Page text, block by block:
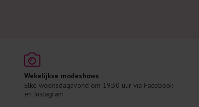
Wekelijkse modeshows
Elke woensdagavond om 19:30 uur via Facebook
en Instagram